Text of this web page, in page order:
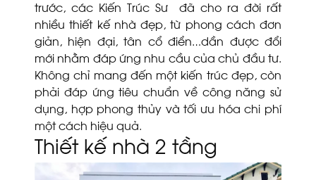
trước, các Kiến Trúc Sư đã cho ra đời rất
nhiều thiết kế nhà đẹp, từ phong cách đơn
giản, hiện đại, tân cổ điển…dần được đổi
mới nhằm đáp ứng nhu cầu của chủ đầu tư.
Không chỉ mang đến một kiến trúc đẹp, còn
phải đáp ứng tiêu chuẩn về công năng sử
dụng, hợp phong thủy và tối ưu hóa chi phí
một cách hiệu quả.
Thiết kế nhà 2 tầng